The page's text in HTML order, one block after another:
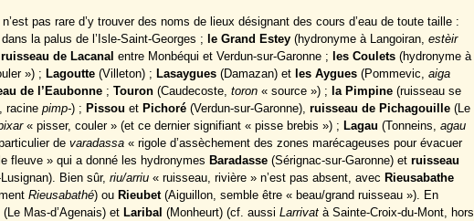
pas rare d’y trouver des noms de lieux désignant des cours d’eau de toute taille :
la palus de l’Isle-Saint-Georges ; le Grand Estey (hydronyme à Langoiran,estèir
ruisseau de Lacanal entre Monbéqui et Verdun-sur-Garonne ; les Coulets (hydronyme à
») ; Lagoutte (Villeton) ; Lasaygues (Damazan) et les Aygues (Pommevic,aiga
de l’Eaubonne ;Touron (Caudecoste,toron « source ») ; la Pimpine (ruisseau se
racinepimp-) ; Pissou et Pichoré (Verdun-sur-Garonne),ruisseau de Pichagouille(Le
« pisser, couler » (et ce dernier signifiant « pisse brebis ») ; Lagau (Tonneins,agau
devaradassa « rigole d’assèchement des zones marécageuses pour évacuer
fleuve » qui a donné les hydronymes Baradasse (Sérignac-sur-Garonne) etruisseau
Bien sûr,riu/arriu« ruisseau, rivière » n’est pas absent, avec Rieusabathe
Rieusabathé) ou Rieubet(Aiguillon, semble être « beau/grand ruisseau »). En
(Le Mas-d’Agenais) et Laribal (Monheurt) (cf. aussiLarrivat à Sainte-Croix-du-Mont, hors